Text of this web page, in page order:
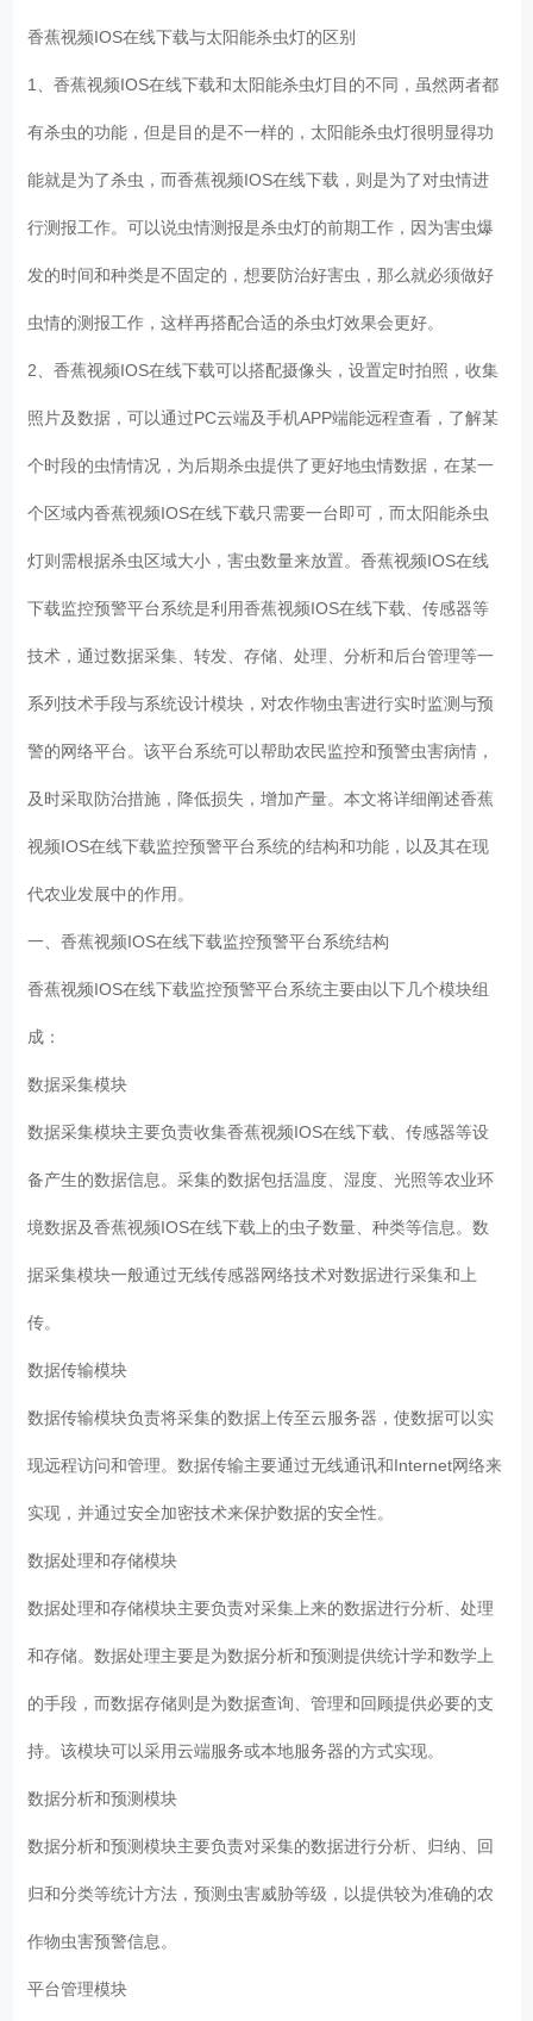
香蕉视频IOS在线下载与太阳能杀虫灯的区别
1、香蕉视频IOS在线下载和太阳能杀虫灯目的不同，虽然两者都
有杀虫的功能，但是目的是不一样的，太阳能杀虫灯很明显得功
能就是为了杀虫，而香蕉视频IOS在线下载，则是为了对虫情进
行测报工作。可以说虫情测报是杀虫灯的前期工作，因为害虫爆
发的时间和种类是不固定的，想要防治好害虫，那么就必须做好
虫情的测报工作，这样再搭配合适的杀虫灯效果会更好。
2、香蕉视频IOS在线下载可以搭配摄像头，设置定时拍照，收集
照片及数据，可以通过PC云端及手机APP端能远程查看，了解某
个时段的虫情情况，为后期杀虫提供了更好地虫情数据，在某一
个区域内香蕉视频IOS在线下载只需要一台即可，而太阳能杀虫
灯则需根据杀虫区域大小，害虫数量来放置。香蕉视频IOS在线
下载监控预警平台系统是利用香蕉视频IOS在线下载、传感器等
技术，通过数据采集、转发、存储、处理、分析和后台管理等一
系列技术手段与系统设计模块，对农作物虫害进行实时监测与预
警的网络平台。该平台系统可以帮助农民监控和预警虫害病情，
及时采取防治措施，降低损失，增加产量。本文将详细阐述香蕉
视频IOS在线下载监控预警平台系统的结构和功能，以及其在现
代农业发展中的作用。
一、香蕉视频IOS在线下载监控预警平台系统结构
香蕉视频IOS在线下载监控预警平台系统主要由以下几个模块组
成：
数据采集模块
数据采集模块主要负责收集香蕉视频IOS在线下载、传感器等设
备产生的数据信息。采集的数据包括温度、湿度、光照等农业环
境数据及香蕉视频IOS在线下载上的虫子数量、种类等信息。数
据采集模块一般通过无线传感器网络技术对数据进行采集和上
传。
数据传输模块
数据传输模块负责将采集的数据上传至云服务器，使数据可以实
现远程访问和管理。数据传输主要通过无线通讯和Internet网络来
实现，并通过安全加密技术来保护数据的安全性。
数据处理和存储模块
数据处理和存储模块主要负责对采集上来的数据进行分析、处理
和存储。数据处理主要是为数据分析和预测提供统计学和数学上
的手段，而数据存储则是为数据查询、管理和回顾提供必要的支
持。该模块可以采用云端服务或本地服务器的方式实现。
数据分析和预测模块
数据分析和预测模块主要负责对采集的数据进行分析、归纳、回
归和分类等统计方法，预测虫害威胁等级，以提供较为准确的农
作物虫害预警信息。
平台管理模块